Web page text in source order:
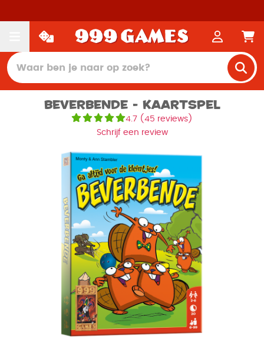
Beverbende - Kaartspel
4.7 (45 reviews )
Schrijf een review